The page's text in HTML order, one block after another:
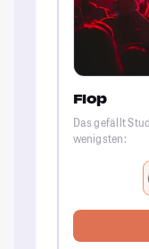
Flop
Das gefällt
wenigsten: